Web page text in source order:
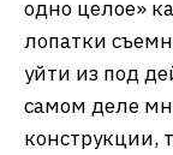
одно целое»
лопатки
уйти из под
самом деле
конструкции,